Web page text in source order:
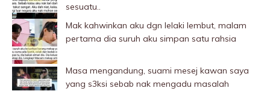
sesuatu..
Mak kahwinkan aku dgn lelaki Iembut, malam
pertama dia suruh aku simpan satu rahsia
Masa mengandung, suami mesej kawan saya
yang s3ksi sebab nak mengadu masalah